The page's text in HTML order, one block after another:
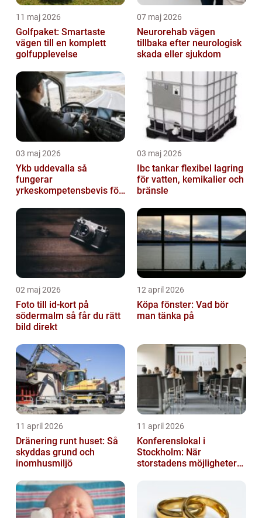
11 maj 2026
Golfpaket: Smartaste
vägen till en komplett
golfupplevelse
07 maj 2026
Neurorehab vägen
tillbaka efter neurologisk
skada eller sjukdom
03 maj 2026
Ykb uddevalla så
fungerar
yrkeskompetensbevis för
03 maj 2026
Ibc tankar flexibel lagring
för vatten, kemikalier och
bränsle
02 maj 2026
Foto till id-kort på
södermalm så får du rätt
bild direkt
12 april 2026
Köpa fönster: Vad bör
man tänka på
11 april 2026
Dränering runt huset: Så
skyddas grund och
inomhusmiljö
11 april 2026
Konferenslokal i
Stockholm: När
storstadens möjligheter